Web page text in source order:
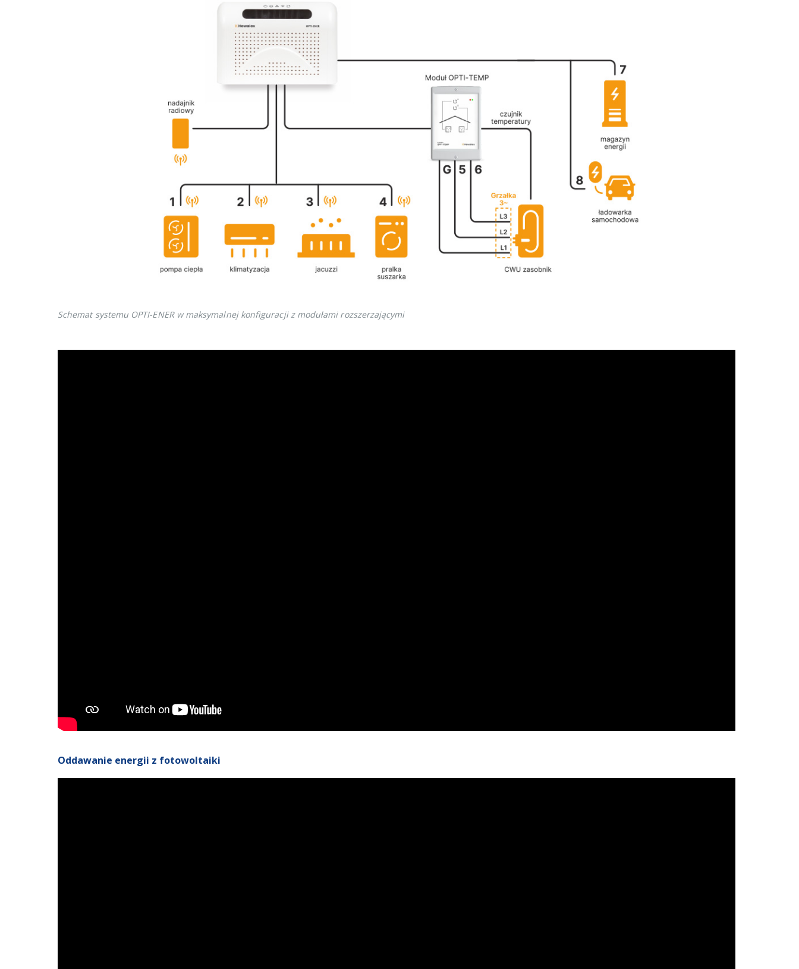
Schemat systemu OPTI-ENER w maksymalnej konfiguracji z modułami rozszerzającymi
Oddawanie energii z fotowoltaiki